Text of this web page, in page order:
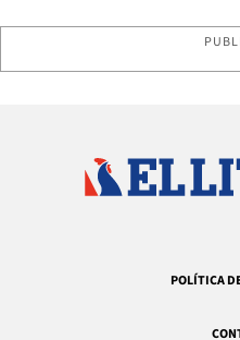
POLÍTICA